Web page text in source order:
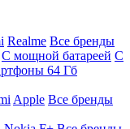
Realme Все бренды
С мощной батареей С
64 Гб
Apple Все бренды